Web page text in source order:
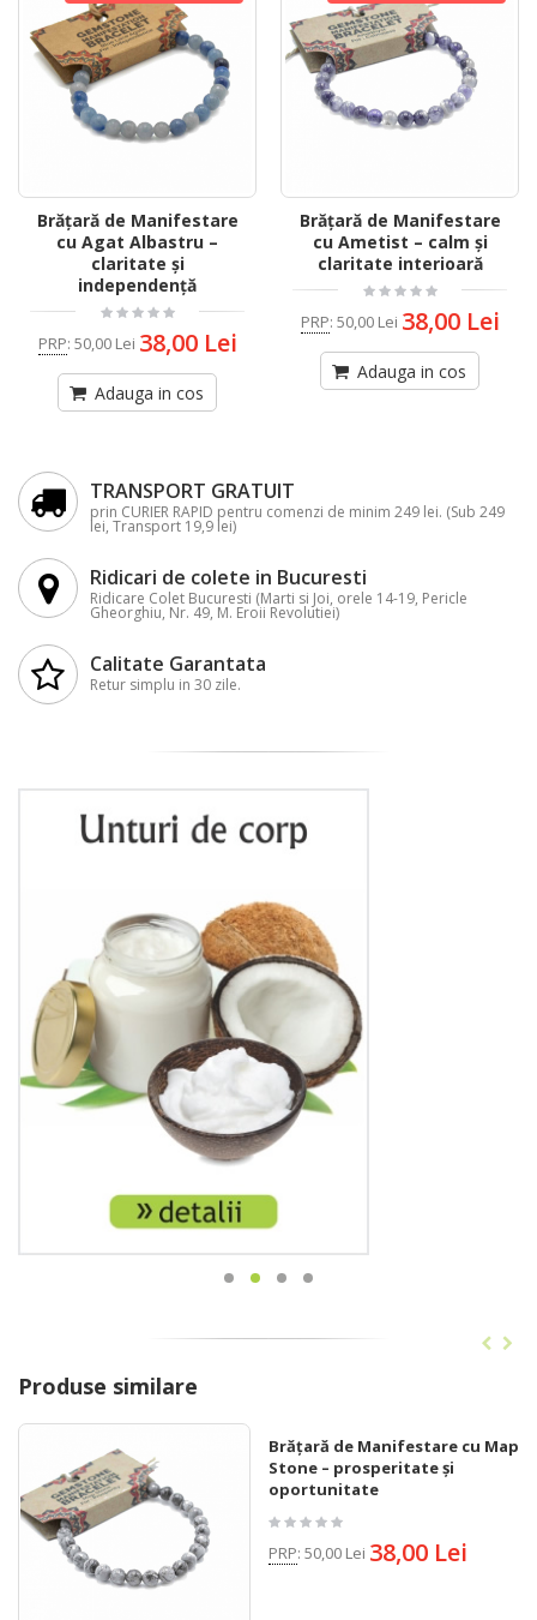
Brățară de Manifestare
cu Agat Albastru –
claritate și
independență
PRP: 50,00 Lei 38,00 Lei
Adauga in cos
Brățară de Manifestare
cu Ametist – calm și
claritate interioară
PRP: 50,00 Lei 38,00 Lei
Adauga in cos
TRANSPORT GRATUIT
prin CURIER RAPID pentru comenzi de minim 249 lei. (Sub 249
lei, Transport 19,9 lei)
Ridicari de colete in Bucuresti
Ridicare Colet Bucuresti (Marti si Joi, orele 14-19, Pericle
Gheorghiu, Nr. 49, M. Eroii Revolutiei)
Calitate Garantata
Retur simplu in 30 zile.
Produse similare
Brățară de Manifestare cu Map
Stone – prosperitate și
oportunitate
PRP: 50,00 Lei 38,00 Lei